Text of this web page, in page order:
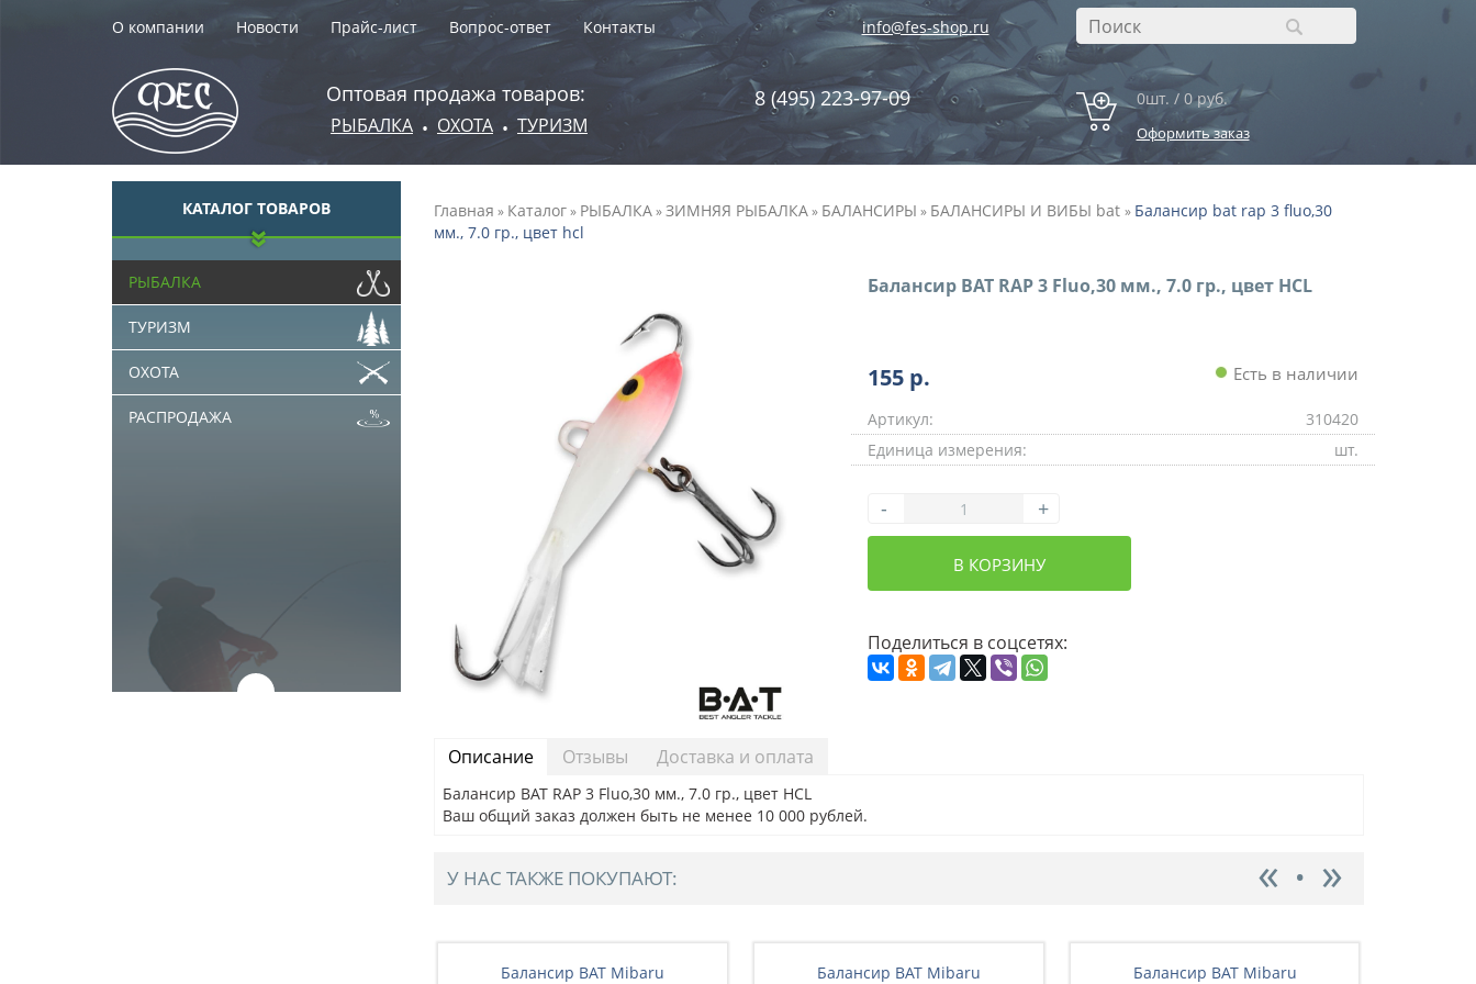
О компании Новости Прайс-лист Вопрос-ответ Контакты info@fes-shop.ru
Оптовая продажа товаров:
РЫБАЛКА • ОХОТА • ТУРИЗМ
8 (495) 223-97-09 0шт. / 0 руб.
Оформить заказ
КАТАЛОГ ТОВАРОВ
РЫБАЛКА
ТУРИЗМ
ОХОТА
РАСПРОДАЖА
Главная » Каталог» РЫБАЛКА»ЗИМНЯЯ РЫБАЛКА» БАЛАНСИРЫ » БАЛАНСИРЫ И ВИБЫ bat » Балансир bat rap 3 fluo,30
мм., 7.0 гр., цвет hcl
Балансир BAT RAP 3 Fluo,30 мм., 7.0 гр., цвет HCL
155 р. Есть в наличии
Артикул:
310420
Единица измерения:
шт.
- +
В КОРЗИНУ
Поделиться в соцсетях:
Описание Отзывы Доставка и оплата
Балансир BAT RAP 3 Fluo,30 мм., 7.0 гр., цвет HCL
Ваш общий заказ должен быть не менее 10 000 рублей.
У НАС ТАКЖЕ ПОКУПАЮТ:
Балансир BAT Mibaru
Балансир BAT Mibaru
Балансир BAT Mibaru